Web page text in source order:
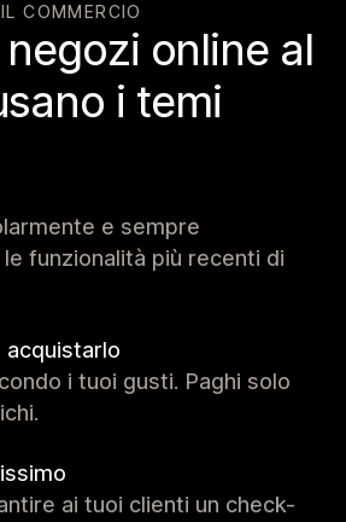
COMMERCIO
online al
i temi
e sempre
funzionalità più recenti di
acquistarlo
i tuoi gusti. Paghi solo
ai tuoi clienti un check-